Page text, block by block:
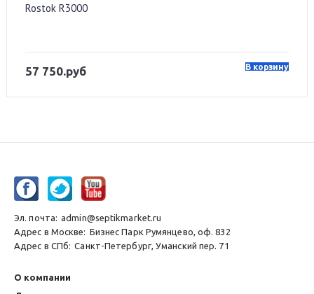
Rostok R3000
57 750.руб В корзину
Эл. почта: admin@septikmarket.ru
Адрес в Москве: Бизнес Парк Румянцево, оф. 832
Адрес в СПб: Санкт-Петербург, Уманский пер. 71
О компании